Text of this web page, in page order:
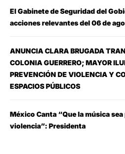
El Gabinete de Seguridad del
acciones relevantes del 06 de
ANUNCIA CLARA BRUGADA
COLONIA GUERRERO; MAYOR
PREVENCIÓN DE VIOLENCIA Y
ESPACIOS PÚBLICOS
México Canta “Que la música
violencia”: Presidenta